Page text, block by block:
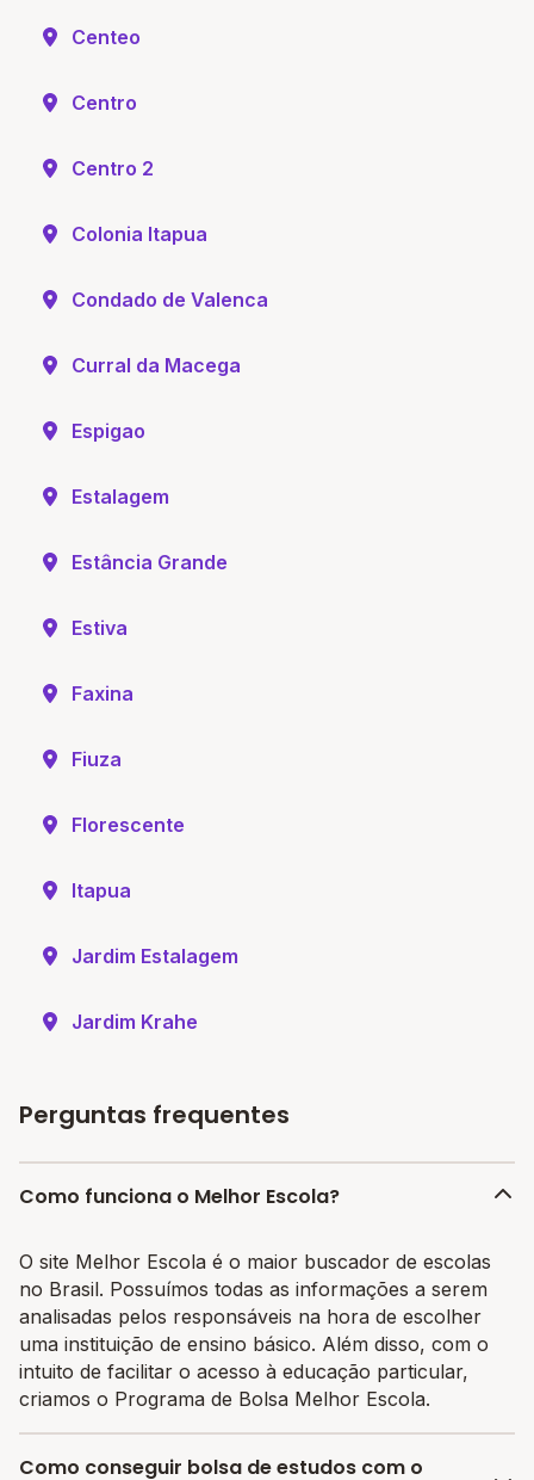
Centeo
Centro
Centro 2
Colonia Itapua
Condado de Valenca
Curral da Macega
Espigao
Estalagem
Estância Grande
Estiva
Faxina
Fiuza
Florescente
Itapua
Jardim Estalagem
Jardim Krahe
Perguntas frequentes
Como funciona o Melhor Escola?
O site Melhor Escola é o maior buscador de escolas
no Brasil. Possuímos todas as informações a serem
analisadas pelos responsáveis na hora de escolher
uma instituição de ensino básico. Além disso, com o
intuito de facilitar o acesso à educação particular,
criamos o Programa de Bolsa Melhor Escola.
Como conseguir bolsa de estudos com o